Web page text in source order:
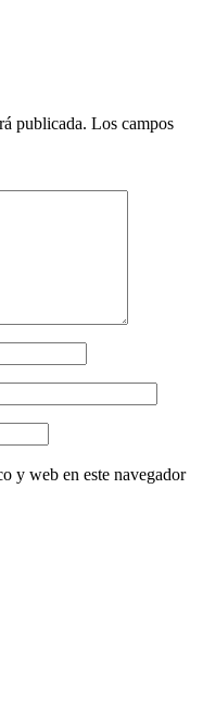
publicada. Los campos
y web en este navegador